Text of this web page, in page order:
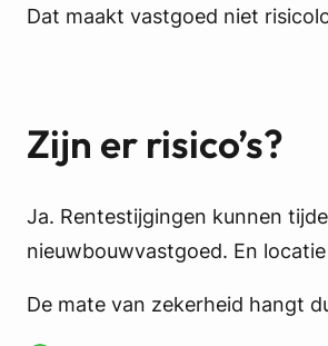
Dat maakt vastgoed niet
Zijn er risico’s?
Ja. Rentestijgingen kunnen
nieuwbouwvastgoed. En
De mate van zekerheid hangt